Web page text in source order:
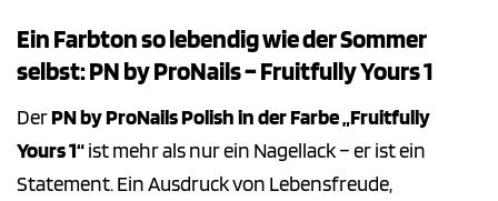
Ein Farbton so lebendig wie der Sommer
selbst: PN by ProNails – Fruitfully Yours 1
DerPN by ProNails Polish in der Farbe „Fruitfully
Yours 1“ist mehr als nur ein Nagellack – er ist ein
Statement. Ein Ausdruck von Lebensfreude,